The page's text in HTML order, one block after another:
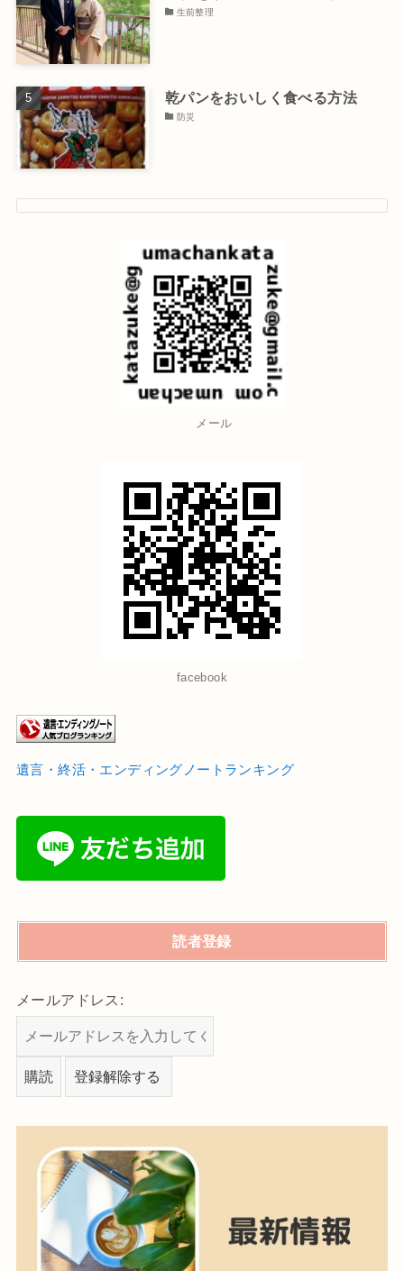
生前整理
乾パンをおいしく食べる方法
防災
メール
facebook
遺言・終活・エンディングノートランキング
読者登録
メールアドレス: